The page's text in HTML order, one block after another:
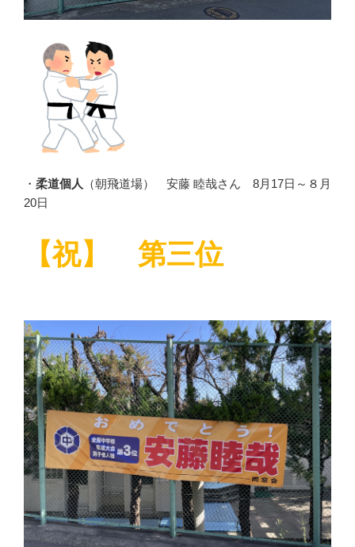
・ 柔道個人
（朝飛道場） 安藤 睦哉さん 8月17日～８月
20日
【祝】 第三位